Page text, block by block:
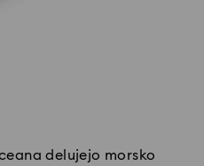
delujejo morsko